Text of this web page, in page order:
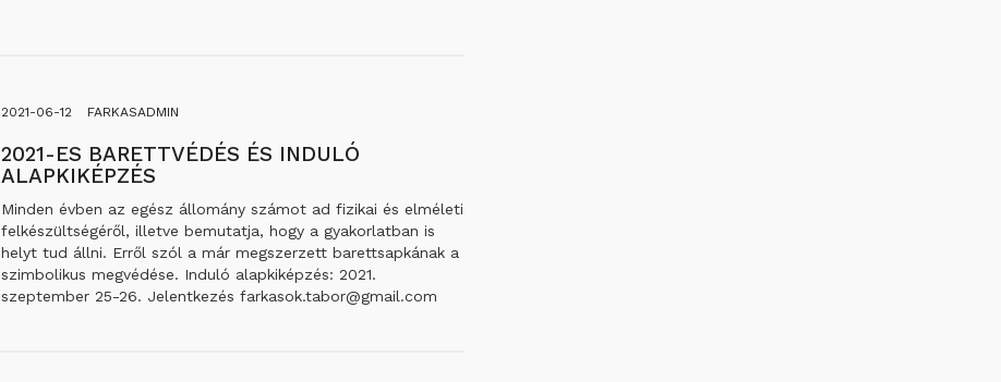
2021-06-12 FARKASADMIN
2021-ES BARETTVÉDÉS ÉS INDULÓ
ALAPKIKÉPZÉS
Minden évben az egész állomány számot ad fizikai és elméleti
felkészültségéről, illetve bemutatja, hogy a gyakorlatban is
helyt tud állni. Erről szól a már megszerzett barettsapkának a
szimbolikus megvédése. Induló alapkiképzés: 2021.
szeptember 25-26. Jelentkezés farkasok.tabor@gmail.com